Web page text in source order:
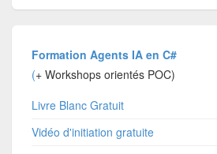
Formation Agents IA en C#
(+ Workshops orientés POC)
Livre Blanc Gratuit
Vidéo d'initiation gratuite